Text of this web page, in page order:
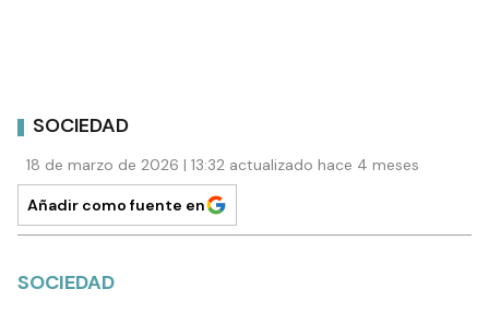
SOCIEDAD
18 de marzo de 2026 | 13:32 actualizado hace 4 meses
Añadir como fuente en
SOCIEDAD